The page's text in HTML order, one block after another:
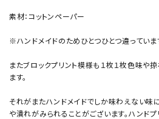
素材：コットンペーパー
※ハンドメイドのためひとつひとつ違っていま
またブロックプリント模様も１枚１枚色味や
ます。
それがまたハンドメイドでしか味わえない味
や潰れがみられることがございます。ハンド